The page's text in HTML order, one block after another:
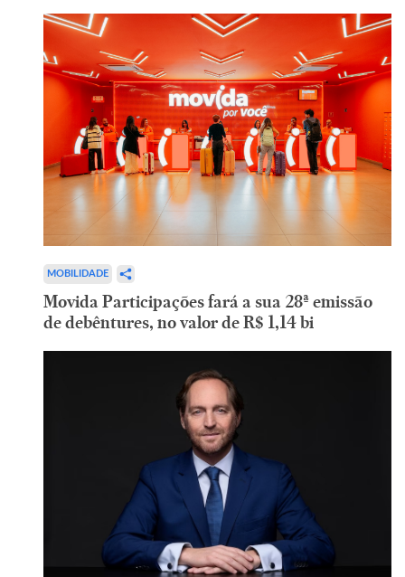
MOBILIDADE
Movida Participações fará a sua 28ª emissão
de debêntures, no valor de R$ 1,14 bi